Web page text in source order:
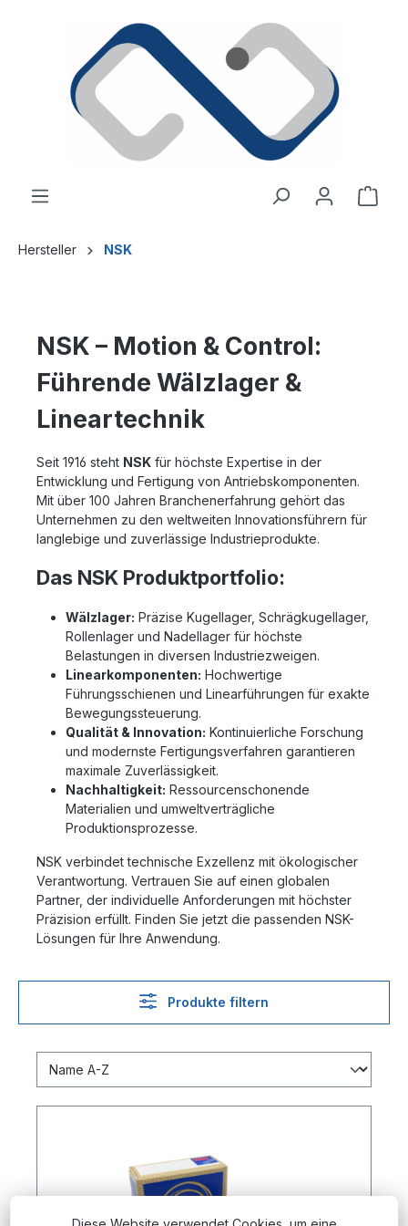
Hersteller NSK
NSK – Motion & Control:
Führende Wälzlager &
Lineartechnik
Seit 1916 steht NSK für höchste Expertise in der
Entwicklung und Fertigung von Antriebskomponenten.
Mit über 100 Jahren Branchenerfahrung gehört das
Unternehmen zu den weltweiten Innovationsführern für
langlebige und zuverlässige Industrieprodukte.
Das NSK Produktportfolio:
Wälzlager: Präzise Kugellager, Schrägkugellager,
Rollenlager und Nadellager für höchste
Belastungen in diversen Industriezweigen.
Linearkomponenten: Hochwertige
Führungsschienen und Linearführungen für exakte
Bewegungssteuerung.
Qualität & Innovation: Kontinuierliche Forschung
und modernste Fertigungsverfahren garantieren
maximale Zuverlässigkeit.
Nachhaltigkeit: Ressourcenschonende
Materialien und umweltverträgliche
Produktionsprozesse.
NSK verbindet technische Exzellenz mit ökologischer
Verantwortung. Vertrauen Sie auf einen globalen
Partner, der individuelle Anforderungen mit höchster
Präzision erfüllt. Finden Sie jetzt die passenden NSK-
Lösungen für Ihre Anwendung.
Produkte filtern